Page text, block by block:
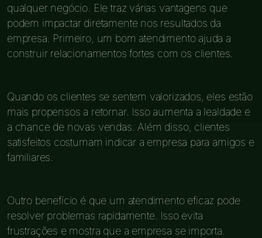
qualquer negócio. Ele traz várias vantagens que
podem impactar diretamente nos resultados da
empresa. Primeiro, um bom atendimento ajuda a
construir relacionamentos fortes com os clientes.
Quando os clientes se sentem valorizados, eles estão
mais propensos a retornar. Isso aumenta a lealdade e
a chance de novas vendas. Além disso, clientes
satisfeitos costumam indicar a empresa para amigos e
familiares.
Outro benefício é que um atendimento eficaz pode
resolver problemas rapidamente. Isso evita
frustrações e mostra que a empresa se importa.